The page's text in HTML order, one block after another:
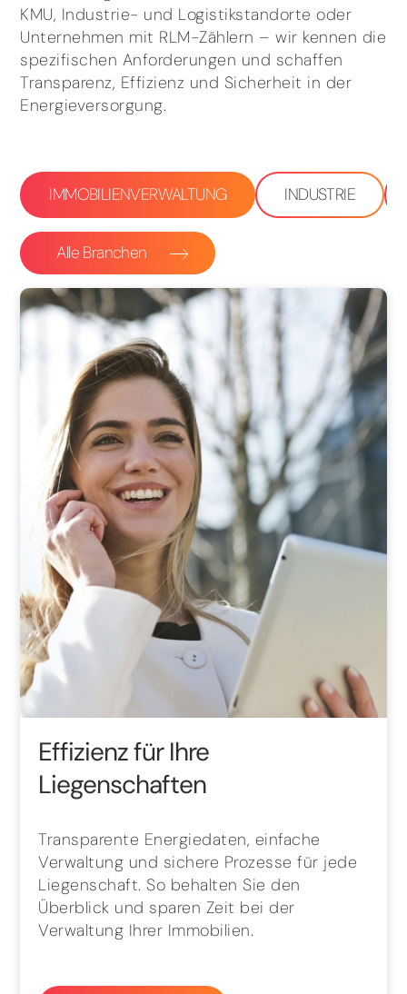
KMU, Industrie- und Logistikstandorte oder
Unternehmen mit RLM-Zählern – wir kennen die
spezifischen Anforderungen und schaffen
Transparenz, Effizienz und Sicherheit in der
Energieversorgung.
IMMOBILIENVERWALTUNG INDUSTRIE
Alle Branchen
Effizienz für Ihre
Liegenschaften
Transparente Energiedaten, einfache
Verwaltung und sichere Prozesse für jede
Liegenschaft. So behalten Sie den
Überblick und sparen Zeit bei der
Verwaltung Ihrer Immobilien.